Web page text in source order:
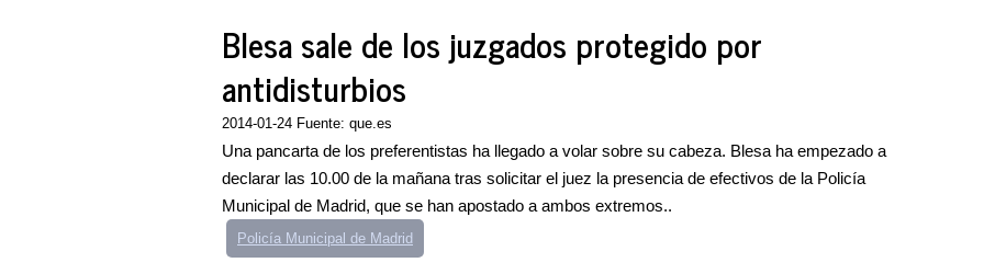
Blesa sale de los juzgados protegido por
antidisturbios
2014-01-24 Fuente: que.es
Una pancarta de los preferentistas ha llegado a volar sobre su cabeza. Blesa ha empezado a
declarar las 10.00 de la mañana tras solicitar el juez la presencia de efectivos de la Policía
Municipal de Madrid, que se han apostado a ambos extremos..
Policía Municipal de Madrid